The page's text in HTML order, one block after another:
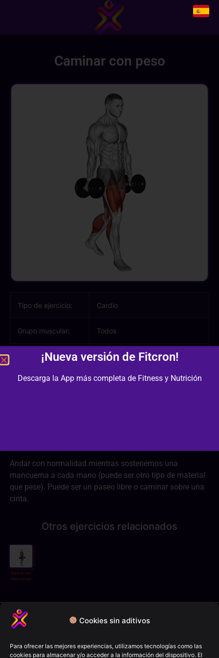
Cookies sin aditivos
Para ofrecer las mejores experiencias, utilizamos tecnologías como las
cookies para almacenar y/o acceder a la información del dispositivo. El
Caminar con peso
Tipo de ejercicio: Cardio
Grupo muscular: Todos
Músculos
Andar con normalidad mientras sostenemos una
mancuerna a cada mano (puede ser otro tipo de material
que pese). Puede ser un paseo libre o caminar sobre una
cinta.
Otros ejercicios relacionados
Burpee con
Mancuernas
Política de cookies
¡Nueva versión de Fitcron!
Descarga la App más completa de Fitness y Nutrición